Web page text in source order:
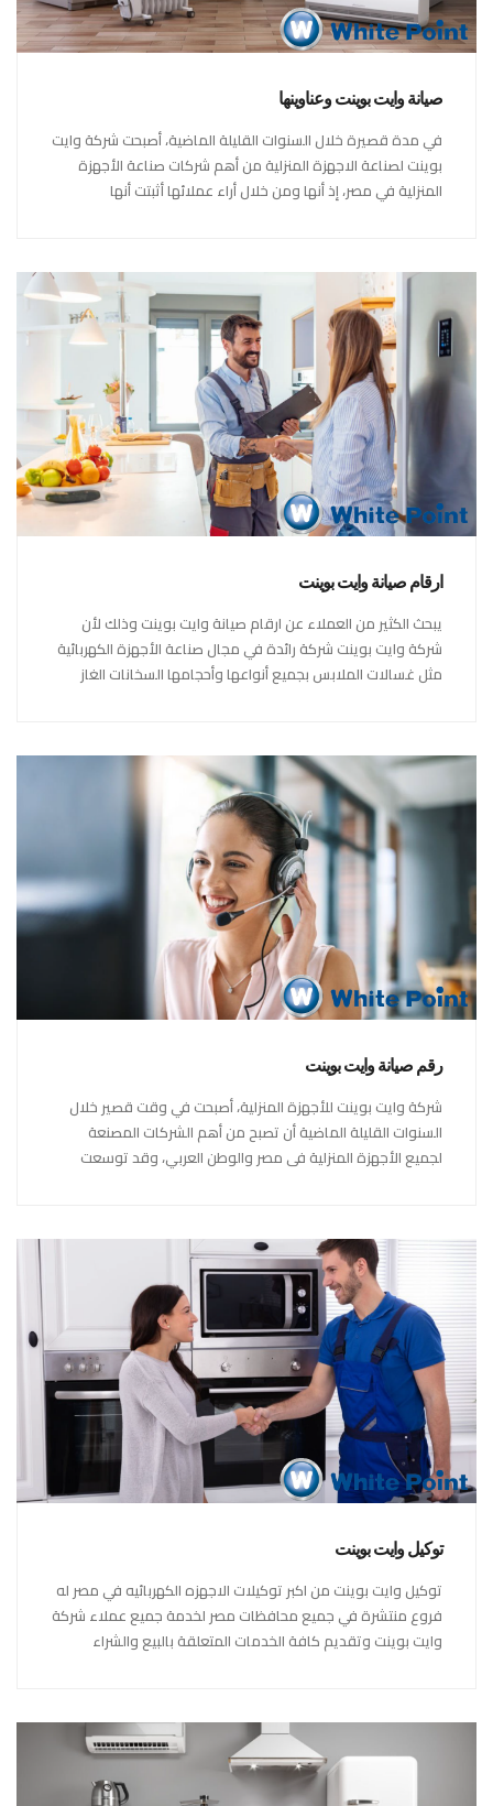
صيانة وايت بوينت وعناوينها
في مدة قصيرة خلال السنوات القليلة الماضية، أصبحت شركة وايت
بوينت لصناعة الاجهزة المنزلية من أهم شركات صناعة الأجهزة
المنزلية في مصر، إذ أنها ومن خلال أراء عملائها أثبتت أنها
ارقام صيانة وايت بوينت
يبحث الكثير من العملاء عن ارقام صيانة وايت بوينت وذلك لأن
شركة وايت بوينت شركة رائدة في مجال صناعة الأجهزة الكهربائية
مثل غسالات الملابس بجميع أنواعها وأحجامها السخانات الغاز
رقم صيانة وايت بوينت
شركة وايت بوينت للأجهزة المنزلية، أصبحت في وقت قصير خلال
السنوات القليلة الماضية أن تصبح من أهم الشركات المصنعة
لجميع الأجهزة المنزلية فى مصر والوطن العربي، وقد توسعت
توكيل وايت بوينت
توكيل وايت بوينت من اكبر توكيلات الاجهزه الكهربائيه في مصر له
فروع منتشرة في جميع محافظات مصر لخدمة جميع عملاء شركة
وايت بوينت وتقديم كافة الخدمات المتعلقة بالبيع والشراء